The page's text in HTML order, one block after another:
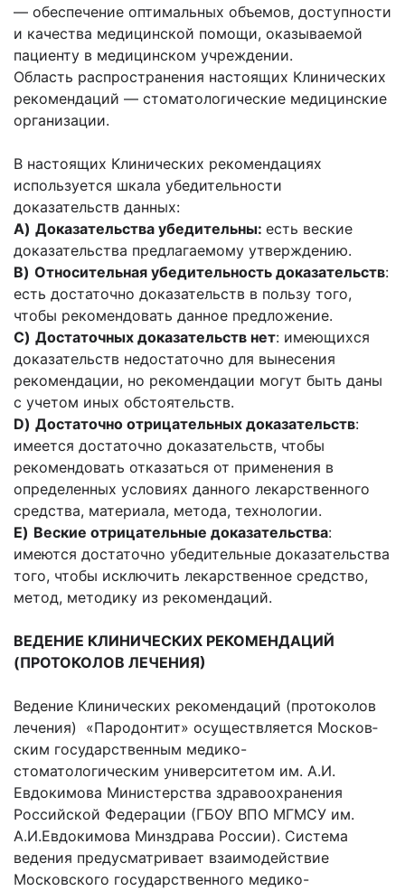
— обеспечение оптимальных объемов, доступнос­ти
и качества медицинской помощи, оказывае­мой
пациенту в медицинском учреждении.
Область распространения настоящих Клинических
рекомендаций — стоматологические медицинские
организации.
В настоящих Клинических рекомендациях
используется шкала убедительности
доказательств данных:
A) Доказательства убедительны: есть веские
доказательства предлагаемому утверждению.
B) Относительная убедительность доказа­тельств:
есть достаточно доказательств в пользу того,
чтобы рекомендовать данное предложение.
C) Достаточных доказательств нет: имею­щихся
доказательств недостаточно для вынесения
рекомендации, но рекомендации могут быть даны
с учетом иных обстоятельств.
D) Достаточно отрицательных доказа­тельств:
имеется достаточно доказательств, чтобы
рекомендовать отказаться от применения в
определенных условиях данного лекарствен­ного
средства, материала, метода, технологии.
E) Веские отрицательные доказательства:
имеются достаточно убедительные доказательст­ва
того, чтобы исключить лекарственное средст­во,
метод, методику из рекомендаций.
ВЕДЕНИЕ КЛИНИЧЕСКИХ РЕКОМЕНДАЦИЙ
(ПРОТОКОЛОВ ЛЕЧЕНИЯ)
Ведение Клинических рекомендаций (протоколов
лечения) «Пародонтит» осуществляется Москов­
ским государственным медико-
стоматологическим университетом им. А.И.
Евдокимова Министерства здравоохранения
Российской Федерации (ГБОУ ВПО МГМСУ им.
А.И.Евдокимова Минздрава России). Система
ведения предусматривает взаимодействие
Московского государственного медико-